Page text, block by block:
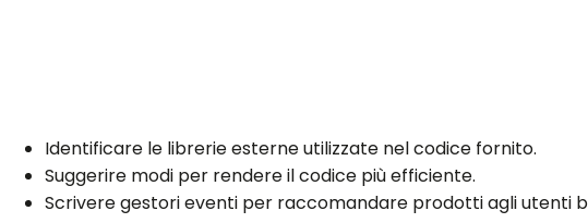
Identificare le librerie esterne utilizzate nel codice fornito.
Suggerire modi per rendere il codice più efficiente.
Scrivere gestori eventi per raccomandare prodotti agli utenti